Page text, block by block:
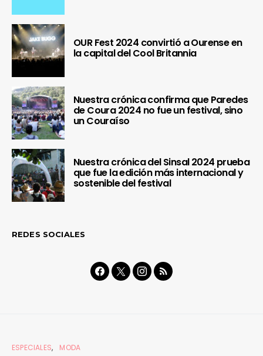
OUR Fest 2024 convirtió a Ourense en
la capital del Cool Britannia
Nuestra crónica confirma que Paredes
de Coura 2024 no fue un festival, sino
un Couraíso
Nuestra crónica del Sinsal 2024 prueba
que fue la edición más internacional y
sostenible del festival
REDES SOCIALES
ESPECIALES MODA